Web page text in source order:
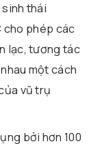
thái
cho phép các
lạc, tương tác
một cách
vũ trụ
bởi hơn 100